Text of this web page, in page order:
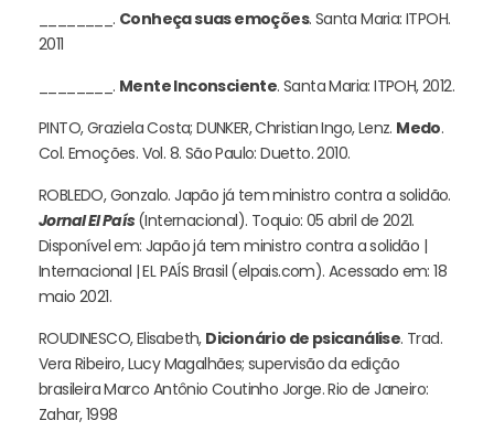
________. Conheça suas emoções. Santa Maria: ITPOH.
2011
________. Mente Inconsciente. Santa Maria: ITPOH, 2012.
PINTO, Graziela Costa; DUNKER, Christian Ingo, Lenz. Medo.
Col. Emoções. Vol. 8. São Paulo: Duetto. 2010.
ROBLEDO, Gonzalo. Japão já tem ministro contra a solidão.
Jornal El País(Internacional). Toquio: 05 abril de 2021.
Disponível em: Japão já tem ministro contra a solidão |
Internacional | EL PAÍS Brasil (elpais.com). Acessado em: 18
maio 2021.
ROUDINESCO, Elisabeth, Dicionário de psicanálise. Trad.
Vera Ribeiro, Lucy Magalhães; supervisão da edição
brasileira Marco Antônio Coutinho Jorge. Rio de Janeiro:
Zahar, 1998